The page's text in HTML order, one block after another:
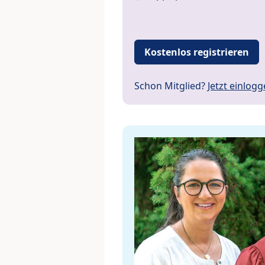
Kostenlos registrieren
Schon Mitglied? Jetzt